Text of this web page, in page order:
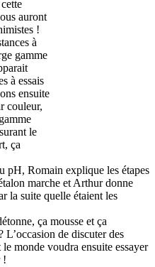
auront
!
à
gamme
à essais
ensuite
couleur,
le
ça
pH, Romain explique les étapes
marche et Arthur donne
la suite quelle étaient les
ça mousse et ça
L’occasion de discuter des
monde voudra ensuite essayer
!